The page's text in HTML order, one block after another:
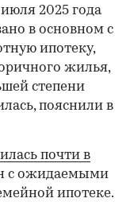
2025 года
в основном с
ипотеку,
жилья,
степени
пояснили в
почти в
с ожидаемыми
ипотеке.